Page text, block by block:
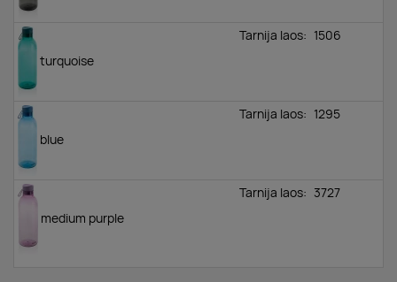
turquoise
Tarnija laos: 1506
blue
Tarnija laos: 1295
medium purple
Tarnija laos: 3727